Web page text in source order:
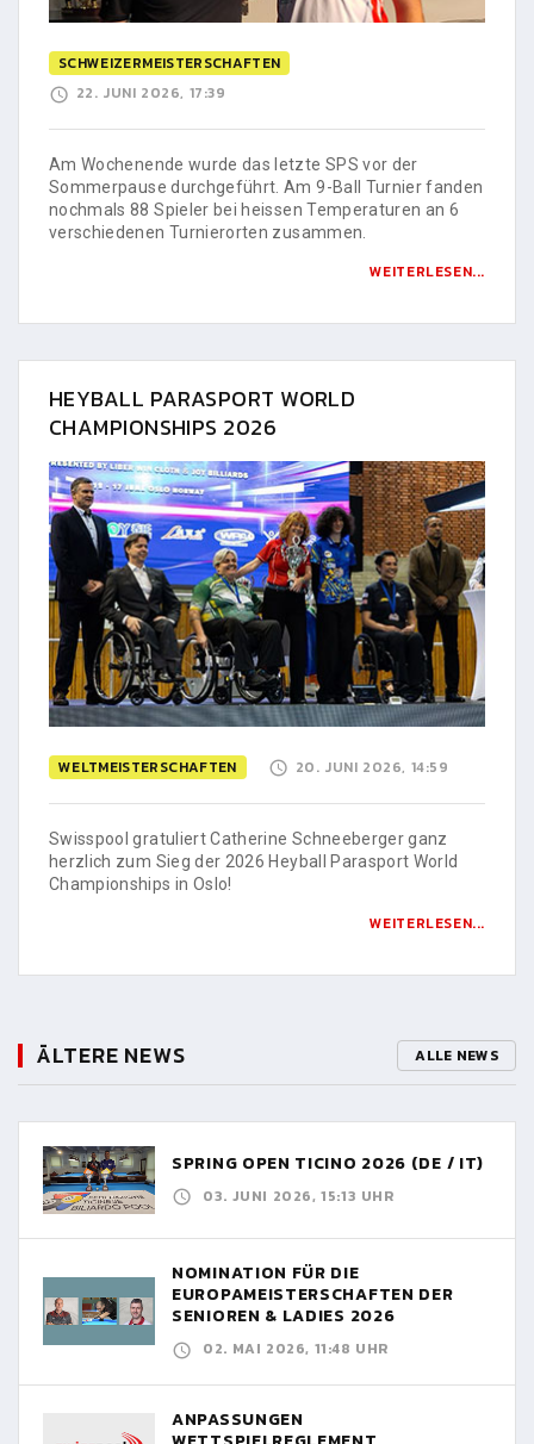
SCHWEIZERMEISTERSCHAFTEN
22. JUNI 2026, 17:39
Am Wochenende wurde das letzte SPS vor der
Sommerpause durchgeführt. Am 9-Ball Turnier fanden
nochmals 88 Spieler bei heissen Temperaturen an 6
verschiedenen Turnierorten zusammen.
WEITERLESEN...
HEYBALL PARASPORT WORLD
CHAMPIONSHIPS 2026
WELTMEISTERSCHAFTEN 20. JUNI 2026, 14:59
Swisspool gratuliert Catherine Schneeberger ganz
herzlich zum Sieg der 2026 Heyball Parasport World
Championships in Oslo!
WEITERLESEN...
ÄLTERE NEWS ALLE NEWS
SPRING OPEN TICINO 2026 (DE / IT)
03. JUNI 2026, 15:13 UHR
NOMINATION FÜR DIE
EUROPAMEISTERSCHAFTEN DER
SENIOREN & LADIES 2026
02. MAI 2026, 11:48 UHR
ANPASSUNGEN